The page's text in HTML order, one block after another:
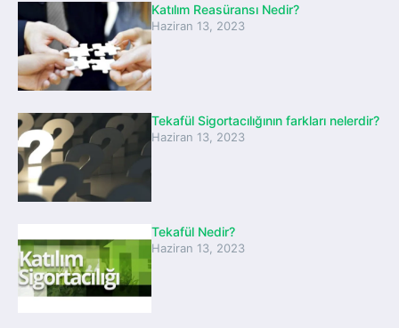
Katılım Reasüransı Nedir?
Haziran 13, 2023
Tekafül Sigortacılığının farkları nelerdir?
Haziran 13, 2023
Tekafül Nedir?
Haziran 13, 2023